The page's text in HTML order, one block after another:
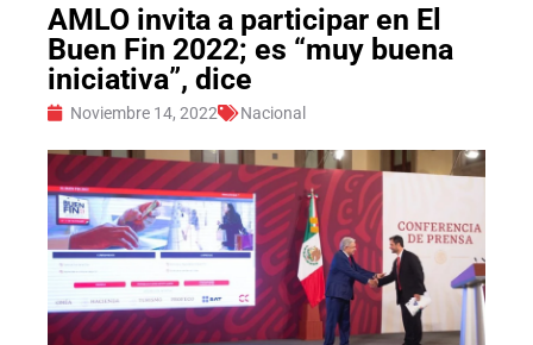
AMLO invita a participar en El
Buen Fin 2022; es “muy buena
iniciativa”, dice
Noviembre 14, 2022 Nacional